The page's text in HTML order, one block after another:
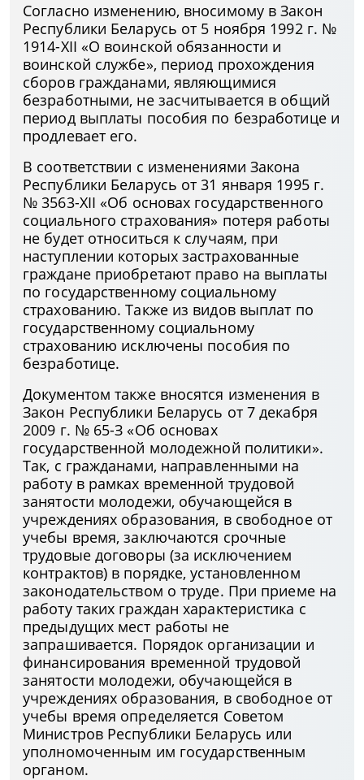
Согласно изменению, вносимому в Закон
Республики Беларусь от 5 ноября 1992 г. №
1914-XІІ «О воинской обязанности и
воинской службе», период прохождения
сборов гражданами, являющимися
безработными, не засчитывается в общий
период выплаты пособия по безработице и
продлевает его.
В соответствии с изменениями Закона
Республики Беларусь от 31 января 1995 г.
№ 3563-XII «Об основах государственного
социального страхования» потеря работы
не будет относиться к случаям, при
наступлении которых застрахованные
граждане приобретают право на выплаты
по государственному социальному
страхованию. Также из видов выплат по
государственному социальному
страхованию исключены пособия по
безработице.
Документом также вносятся изменения в
Закон Республики Беларусь от 7 декабря
2009 г. № 65-З «Об основах
государственной молодежной политики».
Так, с гражданами, направленными на
работу в рамках временной трудовой
занятости молодежи, обучающейся в
учреждениях образования, в свободное от
учебы время, заключаются срочные
трудовые договоры (за исключением
контрактов) в порядке, установленном
законодательством о труде. При приеме на
работу таких граждан характеристика с
предыдущих мест работы не
запрашивается. Порядок организации и
финансирования временной трудовой
занятости молодежи, обучающейся в
учреждениях образования, в свободное от
учебы время определяется Советом
Министров Республики Беларусь или
уполномоченным им государственным
органом.